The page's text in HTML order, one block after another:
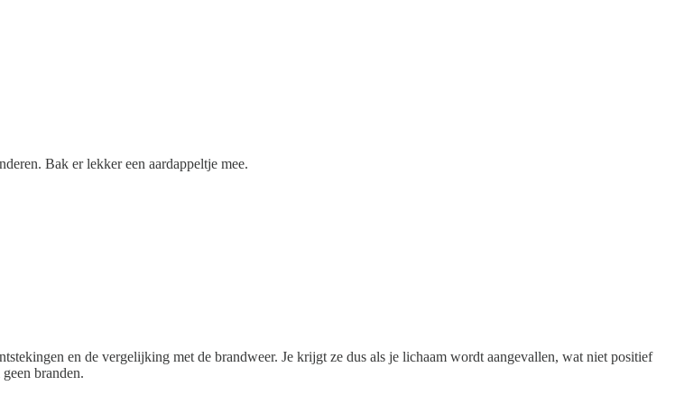
Bak er lekker een aardappeltje mee.
en de vergelijking met de brandweer. Je krijgt ze dus als je lichaam wordt aangevallen, wat niet positief
branden.